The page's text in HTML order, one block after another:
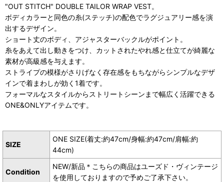
"OUT STITCH" DOUBLE TAILOR WRAP VEST。
ボディカラーと同色の糸(ステッチ)の配色でラグジュアリー感を演
出するデザイン。
ショート丈のボディ、アジャスターバックルがポイント。
糸をあえて出し動きをつけ、カットされたやれ感と仕立てが綺麗な
素材が高級感を与えます。
ストライプの模様がさりげなく存在感をもちながらシンプルなデザ
インで着まわしが効く1着です。
フォーマルなスタイルからストリートシーンまで幅広く活躍できる
ONE&ONLYアイテムです。
SIZE
ONE SIZE(着丈:約47cm/身幅:約47cm/肩幅:約
44cm)
Condition
NEW/新品＊こちらの商品はユーズド・ヴィンテージ
を使用しておりますので予めご了承下さい。